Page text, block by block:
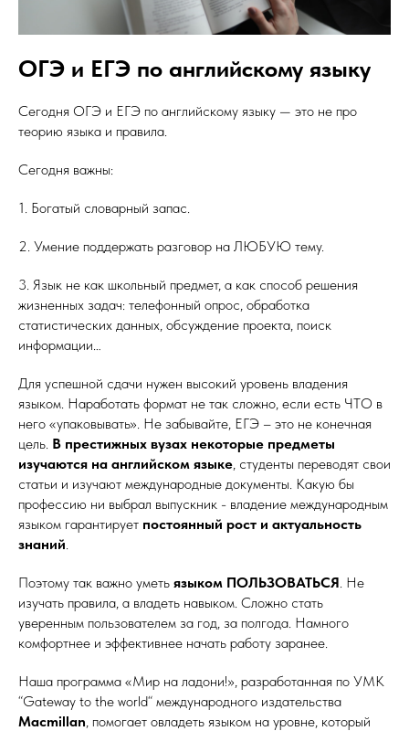
ОГЭ и ЕГЭ по английскому языку
Сегодня ОГЭ и ЕГЭ по английскому языку — это не про
теорию языка и правила.
Сегодня важны:
1. Богатый словарный запас.
2. Умение поддержать разговор на ЛЮБУЮ тему.
3. Язык не как школьный предмет, а как способ решения
жизненных задач: телефонный опрос, обработка
статистических данных, обсуждение проекта, поиск
информации…
Для успешной сдачи нужен высокий уровень владения
языком. Наработать формат не так сложно, если есть ЧТО в
него «упаковывать». Не забывайте, ЕГЭ – это не конечная
цель. В престижных вузах некоторые предметы
изучаются на английском языке, студенты переводят свои
статьи и изучают международные документы. Какую бы
профессию ни выбрал выпускник - владение международным
языком гарантирует постоянный рост и актуальность
знаний.
Поэтому так важно уметь языком ПОЛЬЗОВАТЬСЯ. Не
изучать правила, а владеть навыком. Сложно стать
уверенным пользователем за год, за полгода. Намного
комфортнее и эффективнее начать работу заранее.
Наша программа «Мир на ладони!», разработанная по УМК
“Gateway to the world“ международного издательства
Macmillan, помогает овладеть языком на уровне, который